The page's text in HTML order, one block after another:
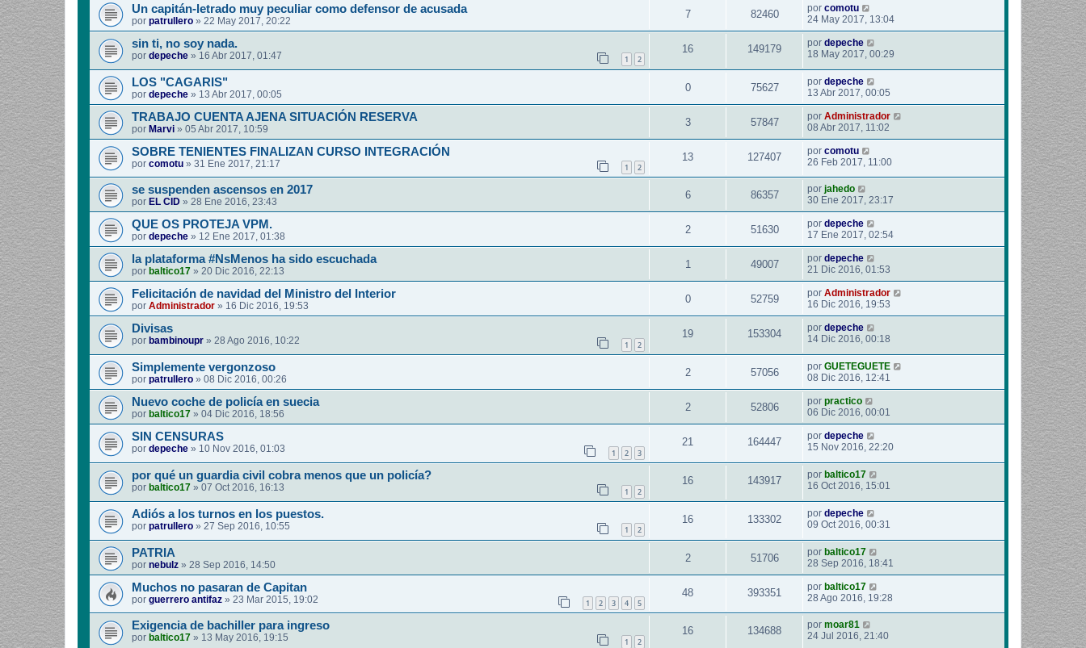
Un capitán-letrado muy peculiar como defensor de acusada
por patrullero » 22 May 2017, 20:22
7 82460 por comotu
24 May 2017, 13:04
sin ti, no soy nada.
por depeche » 16 Abr 2017, 01:47 1 2
16 149179 por depeche
18 May 2017, 00:29
LOS "CAGARIS"
por depeche » 13 Abr 2017, 00:05
0 75627 por depeche
13 Abr 2017, 00:05
TRABAJO CUENTA AJENA SITUACIÓN RESERVA
por Marvi » 05 Abr 2017, 10:59
3 57847 por Administrador
08 Abr 2017, 11:02
SOBRE TENIENTES FINALIZAN CURSO INTEGRACIÓN
por comotu » 31 Ene 2017, 21:17 1 2
13 127407 por comotu
26 Feb 2017, 11:00
se suspenden ascensos en 2017
por EL CID » 28 Ene 2016, 23:43
6 86357 por jahedo
30 Ene 2017, 23:17
QUE OS PROTEJA VPM.
por depeche » 12 Ene 2017, 01:38
2 51630 por depeche
17 Ene 2017, 02:54
la plataforma #NsMenos ha sido escuchada
por baltico17 » 20 Dic 2016, 22:13
1 49007 por depeche
21 Dic 2016, 01:53
Felicitación de navidad del Ministro del Interior
por Administrador » 16 Dic 2016, 19:53
0 52759 por Administrador
16 Dic 2016, 19:53
Divisas
por bambinoupr » 28 Ago 2016, 10:22 1 2
19 153304 por depeche
14 Dic 2016, 00:18
Simplemente vergonzoso
por patrullero » 08 Dic 2016, 00:26
2 57056 por GUETEGUETE
08 Dic 2016, 12:41
Nuevo coche de policía en suecia
por baltico17 » 04 Dic 2016, 18:56
2 52806 por practico
06 Dic 2016, 00:01
SIN CENSURAS
por depeche » 10 Nov 2016, 01:03 1 2 3
21 164447 por depeche
15 Nov 2016, 22:20
por qué un guardia civil cobra menos que un policía?
por baltico17 » 07 Oct 2016, 16:13 1 2
16 143917 por baltico17
16 Oct 2016, 15:01
Adiós a los turnos en los puestos.
por patrullero » 27 Sep 2016, 10:55 1 2
16 133302 por depeche
09 Oct 2016, 00:31
PATRIA
por nebulz » 28 Sep 2016, 14:50
2 51706 por baltico17
28 Sep 2016, 18:41
Muchos no pasaran de Capitan
por guerrero antifaz » 23 Mar 2015, 19:02 1 2 3 4 5
48 393351 por baltico17
28 Ago 2016, 19:28
Exigencia de bachiller para ingreso
por baltico17 » 13 May 2016, 19:15 1 2
16 134688 por moar81
24 Jul 2016, 21:40